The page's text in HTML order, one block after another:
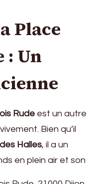
Place
: Un
Rude est un autre
Bien qu’il
Halles, il a un
en plein air et son